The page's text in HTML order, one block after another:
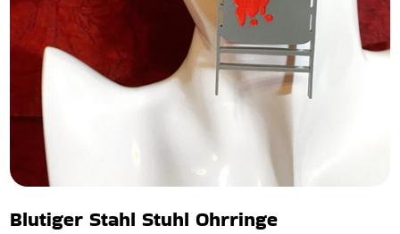
Blutiger Stahl Stuhl Ohrringe